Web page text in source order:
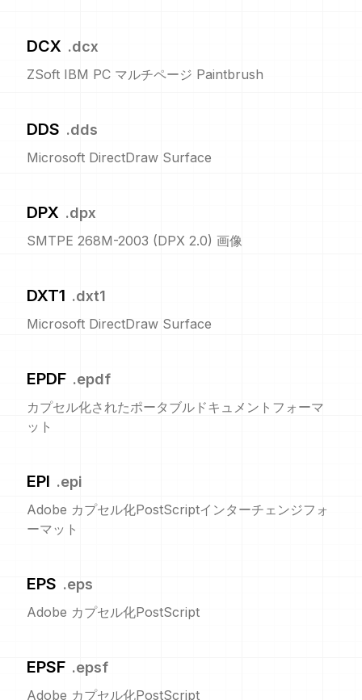
DCX .dcx
ZSoft IBM PC マルチページ Paintbrush
DDS .dds
Microsoft DirectDraw Surface
DPX .dpx
SMTPE 268M-2003 (DPX 2.0) 画像
DXT1 .dxt1
Microsoft DirectDraw Surface
EPDF .epdf
カプセル化されたポータブルドキュメントフォーマ
ット
EPI .epi
Adobe カプセル化PostScriptインターチェンジフォ
ーマット
EPS .eps
Adobe カプセル化PostScript
EPSF .epsf
Adobe カプセル化PostScript